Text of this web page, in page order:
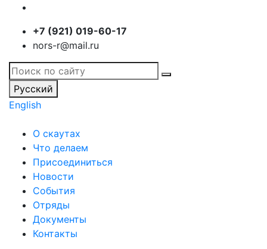
+7 (921) 019-60-17
nors-r@mail.ru
Русский
English
О скаутах
Что делаем
Присоединиться
Новости
События
Отряды
Документы
Контакты